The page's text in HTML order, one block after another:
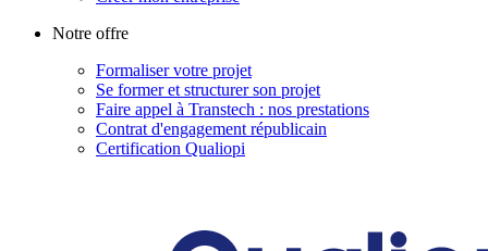
Notre offre
Formaliser votre projet
Se former et structurer son projet
Faire appel à Transtech : nos prestations
Contrat d'engagement républicain
Certification Qualiopi